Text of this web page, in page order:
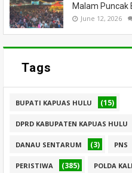
Malam Puncak
June 12, 2026
Tags
BUPATI KAPUAS HULU (15)
DPRD KABUPATEN KAPUAS HULU
DANAU SENTARUM (3) PNS
PERISTIWA (385) POLDA